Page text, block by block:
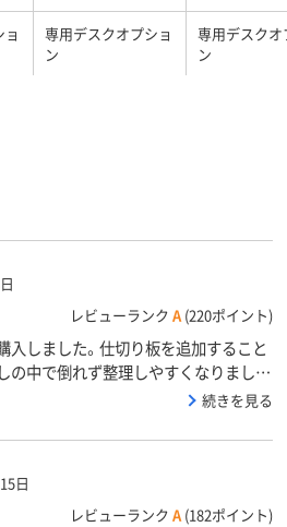
専用デスクオプショ
ン
専用デスクオ
ン
レビューランク A (220ポイント)
入しました。仕切り板を追加すること
の中で倒れず整理しやすくなりまし
続きを見る
日
レビューランク A (182ポイント)